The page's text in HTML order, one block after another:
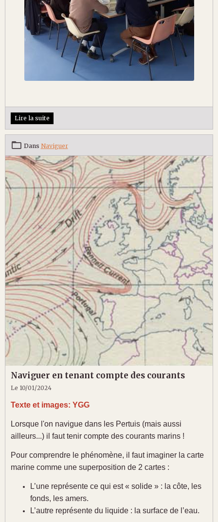
Lire la suite
Dans Naviguer
Naviguer en tenant compte des courants
Le 10/01/2024
Texte et images: YGG
Lorsque l'on navigue dans les Pertuis (mais aussi
ailleurs...) il faut tenir compte des courants marins !
Pour comprendre le phénomène, il faut imaginer la carte
marine comme une superposition de 2 cartes :
L’une représente ce qui est « solide » : la côte, les
fonds, les amers.
L’autre représente du liquide : la surface de l’eau.